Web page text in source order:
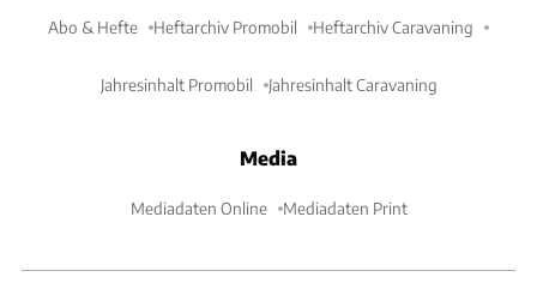
Abo & Hefte Heftarchiv Promobil Heftarchiv Caravaning
Jahresinhalt Promobil Jahresinhalt Caravaning
Media
Mediadaten Online Mediadaten Print